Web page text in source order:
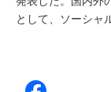
として、ソーシャ